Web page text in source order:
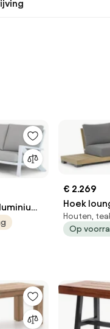
€ 2.269
Hoek
Naturel teak Lifestyle Garden
Hilton
Houten,
Op